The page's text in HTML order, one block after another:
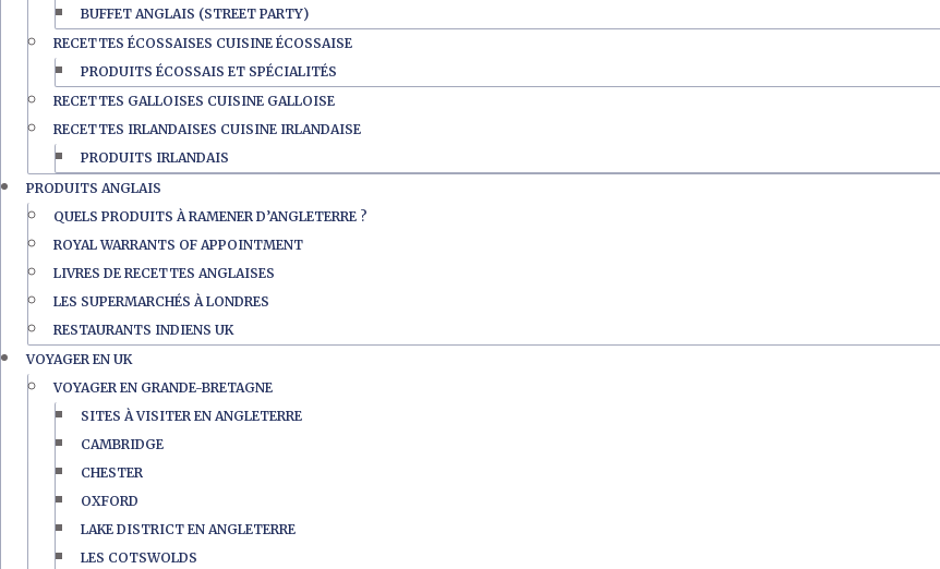
BUFFET ANGLAIS (STREET PARTY)
RECETTES ÉCOSSAISES CUISINE ÉCOSSAISE
PRODUITS ÉCOSSAIS ET SPÉCIALITÉS
RECETTES GALLOISES CUISINE GALLOISE
RECETTES IRLANDAISES CUISINE IRLANDAISE
PRODUITS IRLANDAIS
PRODUITS ANGLAIS
QUELS PRODUITS À RAMENER D’ANGLETERRE ?
ROYAL WARRANTS OF APPOINTMENT
LIVRES DE RECETTES ANGLAISES
LES SUPERMARCHÉS À LONDRES
RESTAURANTS INDIENS UK
VOYAGER EN UK
VOYAGER EN GRANDE-BRETAGNE
SITES À VISITER EN ANGLETERRE
CAMBRIDGE
CHESTER
OXFORD
LAKE DISTRICT EN ANGLETERRE
LES COTSWOLDS